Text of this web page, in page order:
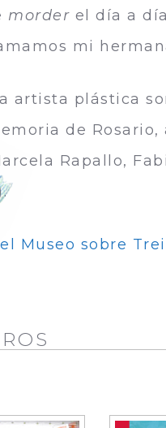
morder el día a
mi
artista plástica
de
Rapallo,
Museo sobre